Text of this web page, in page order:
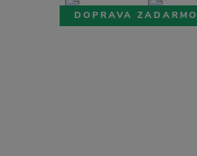
DOPRAVA ZADARMO